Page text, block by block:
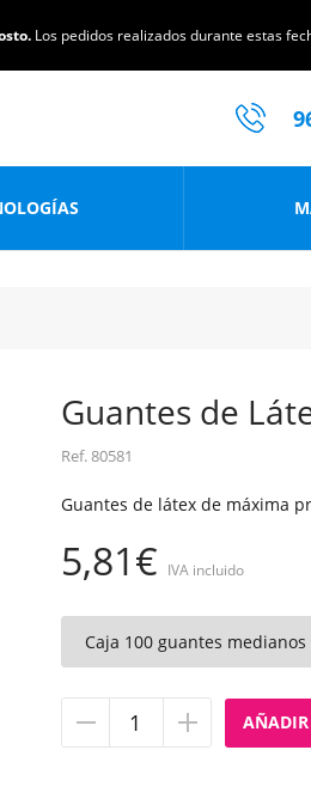
Los pedidos realizados durante estas
Guantes de
Ref.80581
Guantes de látex de máxima
5,81€ IVA incluido